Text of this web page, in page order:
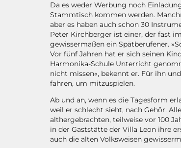
Da es weder Werbung noch
Stammtisch kommen werden.
aber es haben auch schon 30
Peter Kirchberger ist einer, der fast
gewissermaßen ein Spätberufener.
Vor fünf Jahren hat er sich seinen
Harmonika-Schule Unterricht
nicht missen«, bekennt er. Für ihn
fahren, um mitzuspielen.
Ab und an, wenn es die Tagesform
weil er schlecht sieht, nach Gehör.
althergebrachten, teilweise vor 100
in der Gaststätte der Villa Leon ihre
auch die alten Volksweisen